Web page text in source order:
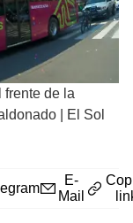
frente de la
| El Sol
E-
Mail